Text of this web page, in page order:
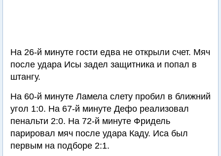
На 26-й минуте гости едва не открыли счет. Мяч
после удара Исы задел защитника и попал в
штангу.
На 60-й минуте Ламела слету пробил в ближний
угол 1:0. На 67-й минуте Дефо реализовал
пенальти 2:0. На 72-й минуте Фридель
парировал мяч после удара Каду. Иса был
первым на подборе 2:1.